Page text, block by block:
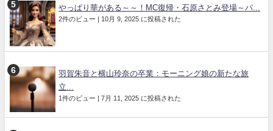
やっぱり華がある～～！MC復帰・石原さとみ登場～パ...
2件のビュー | 10月 9, 2025 に投稿された
羽賀朱音と横山玲奈の卒業：モーニング娘の新たな旅
立...
1件のビュー | 7月 11, 2025 に投稿された